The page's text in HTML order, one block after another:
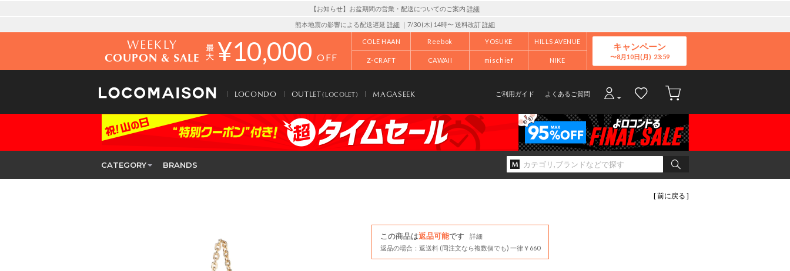
【お知らせ】お盆期間の営業・配送についてのご案内 詳細
熊本地震の影響による配送遅延 詳細 ｜7/30 (木) 14時〜 送料改訂詳細
WEEKLY
COUPON & SALE ¥10,000 OFF
COLE HAAN Reebok YOSUKE HILLS AVENUE
Z-CRAFT CAWAII mischief NIKE
キャンペーン
8月10日(月)
LOCONDO OUTLET(LOCOLET) MAGASEEK ご利用ガイド よくあるご質問
CATEGORY BRANDS
[ 前に戻る ]
この商品は返品可能です
詳細
返品の場合：返送料 (同注文なら複数個でも) 一律￥660